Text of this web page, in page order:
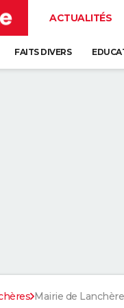
ACTUALITÉS
FAITS DIVERS
Mairie de